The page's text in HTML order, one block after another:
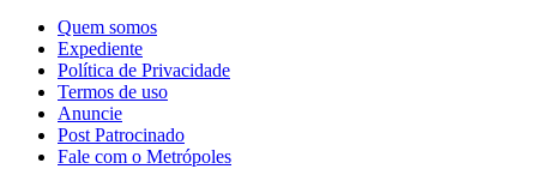
Quem somos
Expediente
Política de Privacidade
Termos de uso
Anuncie
Post Patrocinado
Fale com o Metrópoles